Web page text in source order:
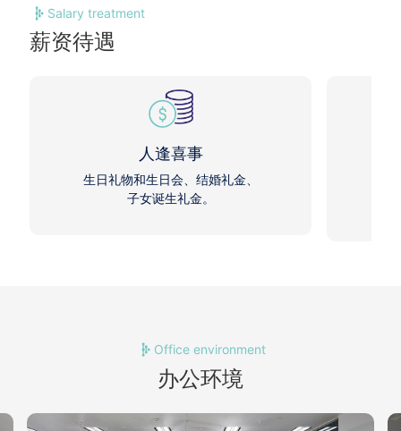
Salary treatment
薪资待遇
人逢喜事
生日礼物和生日会、结婚礼金、
子女诞生礼金。
Office environment
办公环境